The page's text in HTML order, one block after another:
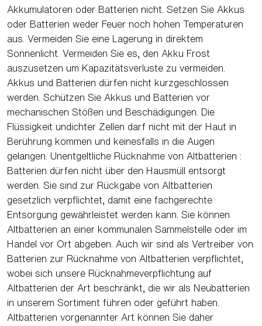
Akkumulatoren oder Batterien nicht. Setzen Sie Akkus
oder Batterien weder Feuer noch hohen Temperaturen
aus. Vermeiden Sie eine Lagerung in direktem
Sonnenlicht. Vermeiden Sie es, den Akku Frost
auszusetzen um Kapazitätsverluste zu vermeiden.
Akkus und Batterien dürfen nicht kurzgeschlossen
werden. Schützen Sie Akkus und Batterien vor
mechanischen Stößen und Beschädigungen. Die
Flüssigkeit undichter Zellen darf nicht mit der Haut in
Berührung kommen und keinesfalls in die Augen
gelangen. Unentgeltliche Rücknahme von Altbatterien :
Batterien dürfen nicht über den Hausmüll entsorgt
werden. Sie sind zur Rückgabe von Altbatterien
gesetzlich verpflichtet, damit eine fachgerechte
Entsorgung gewährleistet werden kann. Sie können
Altbatterien an einer kommunalen Sammelstelle oder im
Handel vor Ort abgeben. Auch wir sind als Vertreiber von
Batterien zur Rücknahme von Altbatterien verpflichtet,
wobei sich unsere Rücknahmeverpflichtung auf
Altbatterien der Art beschränkt, die wir als Neubatterien
in unserem Sortiment führen oder geführt haben.
Altbatterien vorgenannter Art können Sie daher